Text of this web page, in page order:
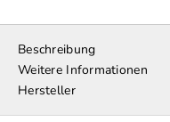
Beschreibung
Weitere Informationen
Hersteller